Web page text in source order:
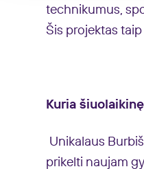
technikumus,
Šis projektas
Kuria
Unikalaus
prikelti naujam